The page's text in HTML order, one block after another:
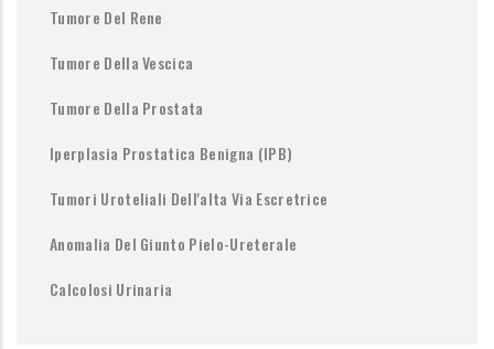
Tumore Del Rene
Tumore Della Vescica
Tumore Della Prostata
Iperplasia Prostatica Benigna (IPB)
Tumori Uroteliali Dell'alta Via Escretrice
Anomalia Del Giunto Pielo-Ureterale
Calcolosi Urinaria